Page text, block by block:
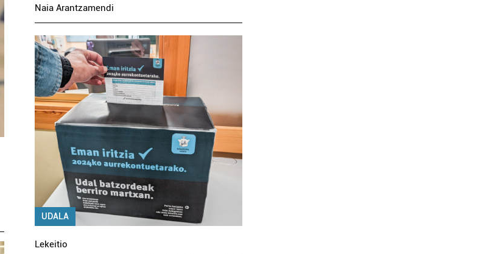
Naia Arantzamendi
UDALA
Lekeitio